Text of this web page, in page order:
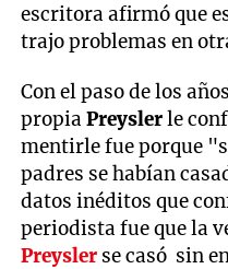
escritora afirmó que
trajo problemas en
Con el paso de los
propiaPreyslerle
mentirle fue porque
padres se habían
datos inéditos que
periodista fue que la
Preysler se casó sin